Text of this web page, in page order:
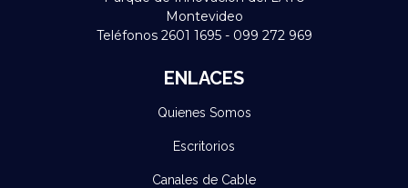
Montevideo
Teléfonos 2601 1695 - 099 272 969
ENLACES
Quienes Somos
Escritorios
Canales de Cable